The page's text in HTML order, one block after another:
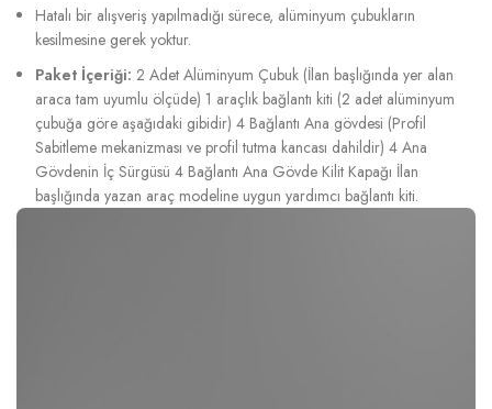
Hatalı bir alışveriş yapılmadığı sürece, alüminyum çubukların
kesilmesine gerek yoktur.
Paket İçeriği: 2 Adet Alüminyum Çubuk (İlan başlığında yer alan
araca tam uyumlu ölçüde) 1 araçlık bağlantı kiti (2 adet alüminyum
çubuğa göre aşağıdaki gibidir) 4 Bağlantı Ana gövdesi (Profil
Sabitleme mekanizması ve profil tutma kancası dahildir) 4 Ana
Gövdenin İç Sürgüsü 4 Bağlantı Ana Gövde Kilit Kapağı İlan
başlığında yazan araç modeline uygun yardımcı bağlantı kiti.